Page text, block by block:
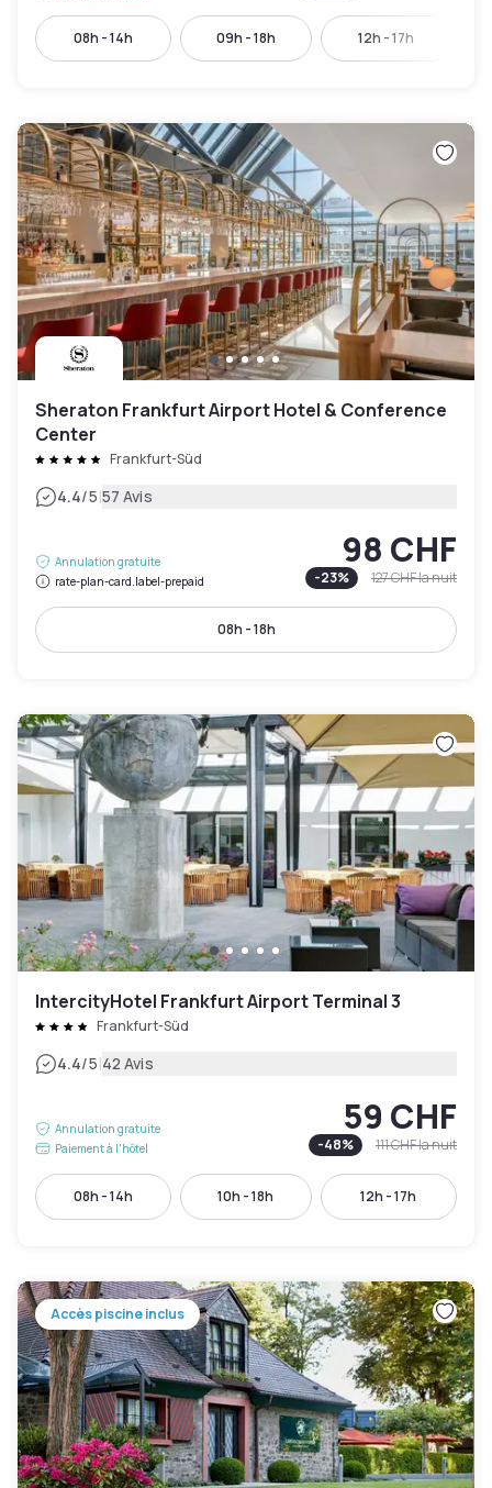
08h - 14h 09h - 18h 12h - 17h
Sheraton Frankfurt Airport Hotel & Conference
Center
Frankfurt-Süd
4.4/5|57 Avis
Annulation gratuite
rate-plan-card.label-prepaid
98 CHF
-23% 127 CHFla nuit
08h - 18h
IntercityHotel Frankfurt Airport Terminal 3
Frankfurt-Süd
4.4/5|42 Avis
Annulation gratuite
Paiement à l'hôtel
59 CHF
-48% 111 CHFla nuit
08h - 14h 10h - 18h 12h - 17h
Accès piscine inclus